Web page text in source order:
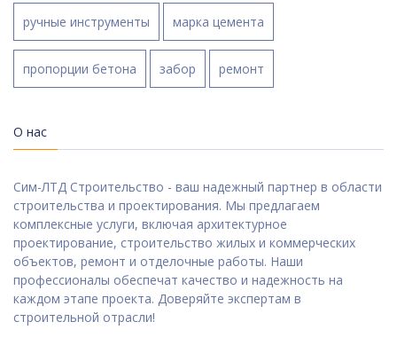
ручные инструменты марка цемента
пропорции бетона забор ремонт
О нас
Сим-ЛТД Строительство - ваш надежный партнер в области
строительства и проектирования. Мы предлагаем
комплексные услуги, включая архитектурное
проектирование, строительство жилых и коммерческих
объектов, ремонт и отделочные работы. Наши
профессионалы обеспечат качество и надежность на
каждом этапе проекта. Доверяйте экспертам в
строительной отрасли!